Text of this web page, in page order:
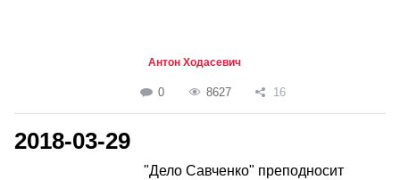
Антон Ходасевич
0 8627 16
2018-03-29
"Дело Савченко" преподносит